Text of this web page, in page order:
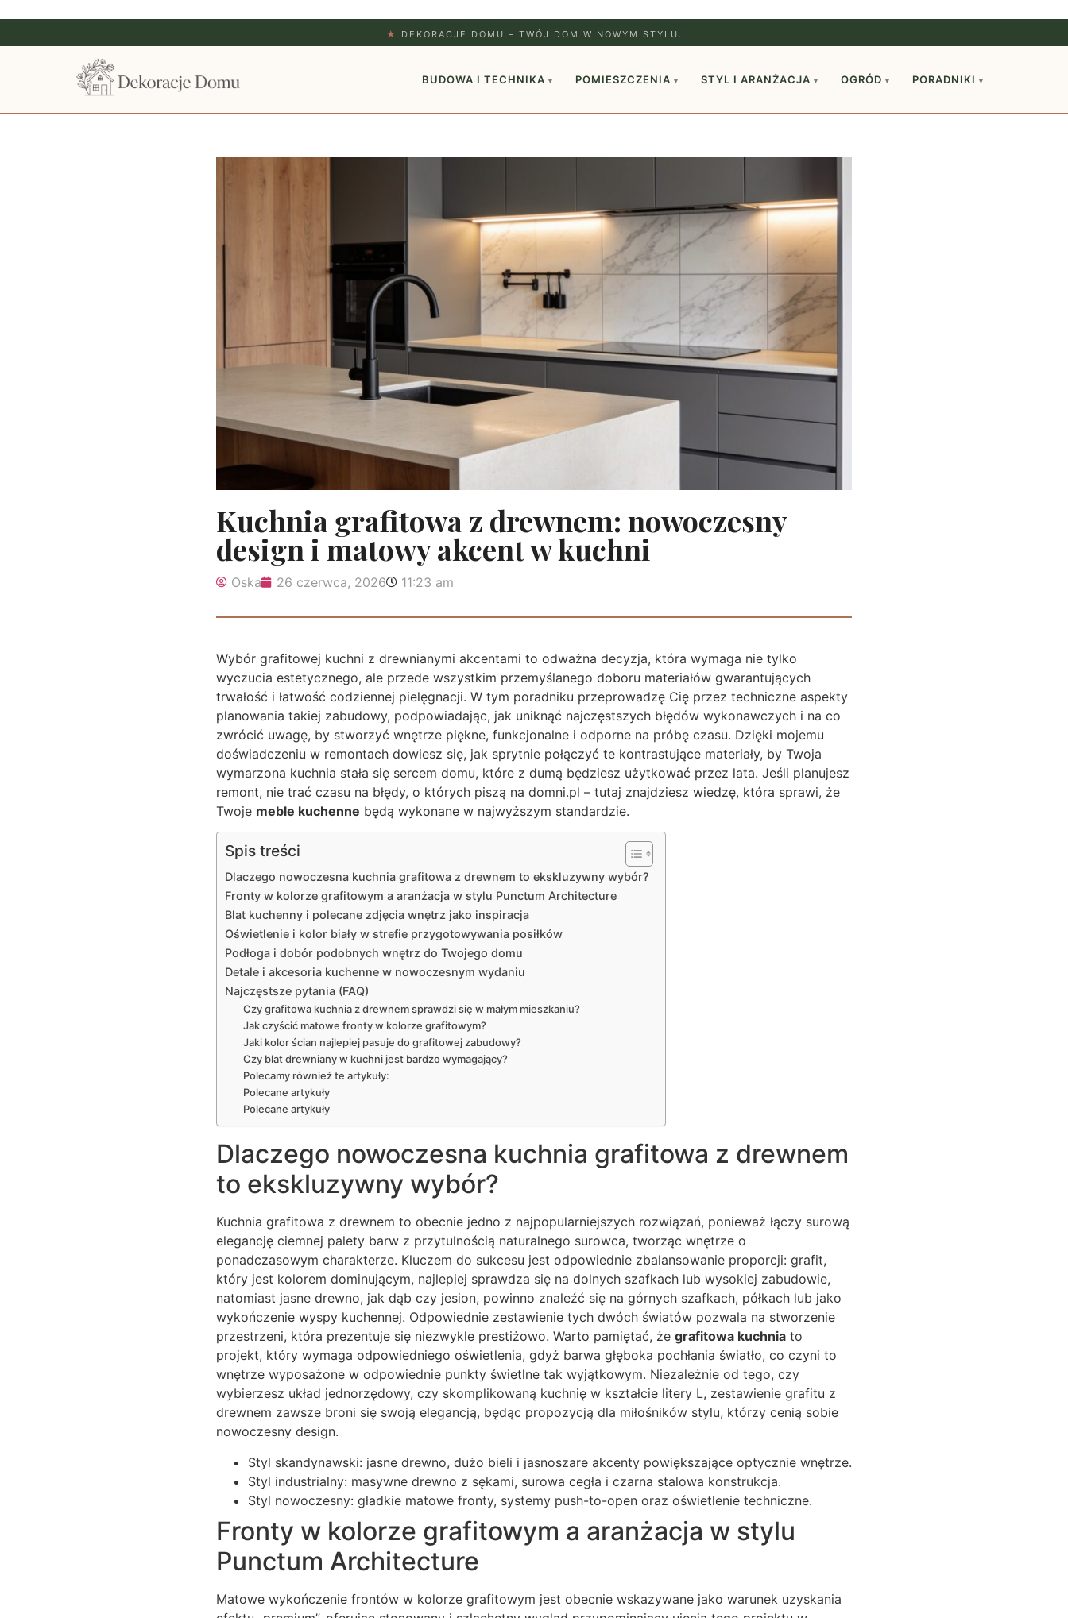
★ DEKORACJE DOMU – TWÓJ DOM W NOWYM STYLU.
BUDOWA I TECHNIKA ▾ POMIESZCZENIA ▾ STYL I ARANŻACJA ▾ OGRÓD ▾ PORADNIKI ▾
Kuchnia grafitowa z drewnem: nowoczesny
design i matowy akcent w kuchni
Oska 26 czerwca, 2026 11:23 am
Wybór grafitowej kuchni z drewnianymi akcentami to odważna decyzja, która wymaga nie tylko
wyczucia estetycznego, ale przede wszystkim przemyślanego doboru materiałów gwarantujących
trwałość i łatwość codziennej pielęgnacji. W tym poradniku przeprowadzę Cię przez techniczne aspekty
planowania takiej zabudowy, podpowiadając, jak uniknąć najczęstszych błędów wykonawczych i na co
zwrócić uwagę, by stworzyć wnętrze piękne, funkcjonalne i odporne na próbę czasu. Dzięki mojemu
doświadczeniu w remontach dowiesz się, jak sprytnie połączyć te kontrastujące materiały, by Twoja
wymarzona kuchnia stała się sercem domu, które z dumą będziesz użytkować przez lata. Jeśli planujesz
remont, nie trać czasu na błędy, o których piszą na domni.pl – tutaj znajdziesz wiedzę, która sprawi, że
Twoje meble kuchenne będą wykonane w najwyższym standardzie.
Spis treści
Dlaczego nowoczesna kuchnia grafitowa z drewnem to ekskluzywny wybór?
Fronty w kolorze grafitowym a aranżacja w stylu Punctum Architecture
Blat kuchenny i polecane zdjęcia wnętrz jako inspiracja
Oświetlenie i kolor biały w strefie przygotowywania posiłków
Podłoga i dobór podobnych wnętrz do Twojego domu
Detale i akcesoria kuchenne w nowoczesnym wydaniu
Najczęstsze pytania (FAQ)
Czy grafitowa kuchnia z drewnem sprawdzi się w małym mieszkaniu?
Jak czyścić matowe fronty w kolorze grafitowym?
Jaki kolor ścian najlepiej pasuje do grafitowej zabudowy?
Czy blat drewniany w kuchni jest bardzo wymagający?
Polecamy również te artykuły:
Polecane artykuły
Polecane artykuły
Dlaczego nowoczesna kuchnia grafitowa z drewnem
to ekskluzywny wybór?
Kuchnia grafitowa z drewnem to obecnie jedno z najpopularniejszych rozwiązań, ponieważ łączy surową
elegancję ciemnej palety barw z przytulnością naturalnego surowca, tworząc wnętrze o
ponadczasowym charakterze. Kluczem do sukcesu jest odpowiednie zbalansowanie proporcji: grafit,
który jest kolorem dominującym, najlepiej sprawdza się na dolnych szafkach lub wysokiej zabudowie,
natomiast jasne drewno, jak dąb czy jesion, powinno znaleźć się na górnych szafkach, półkach lub jako
wykończenie wyspy kuchennej. Odpowiednie zestawienie tych dwóch światów pozwala na stworzenie
przestrzeni, która prezentuje się niezwykle prestiżowo. Warto pamiętać, że grafitowa kuchnia to
projekt, który wymaga odpowiedniego oświetlenia, gdyż barwa głęboka pochłania światło, co czyni to
wnętrze wyposażone w odpowiednie punkty świetlne tak wyjątkowym. Niezależnie od tego, czy
wybierzesz układ jednorzędowy, czy skomplikowaną kuchnię w kształcie litery L, zestawienie grafitu z
drewnem zawsze broni się swoją elegancją, będąc propozycją dla miłośników stylu, którzy cenią sobie
nowoczesny design.
Styl skandynawski: jasne drewno, dużo bieli i jasnoszare akcenty powiększające optycznie wnętrze.
Styl industrialny: masywne drewno z sękami, surowa cegła i czarna stalowa konstrukcja.
Styl nowoczesny: gładkie matowe fronty, systemy push-to-open oraz oświetlenie techniczne.
Fronty w kolorze grafitowym a aranżacja w stylu
Punctum Architecture
Matowe wykończenie frontów w kolorze grafitowym jest obecnie wskazywane jako warunek uzyskania